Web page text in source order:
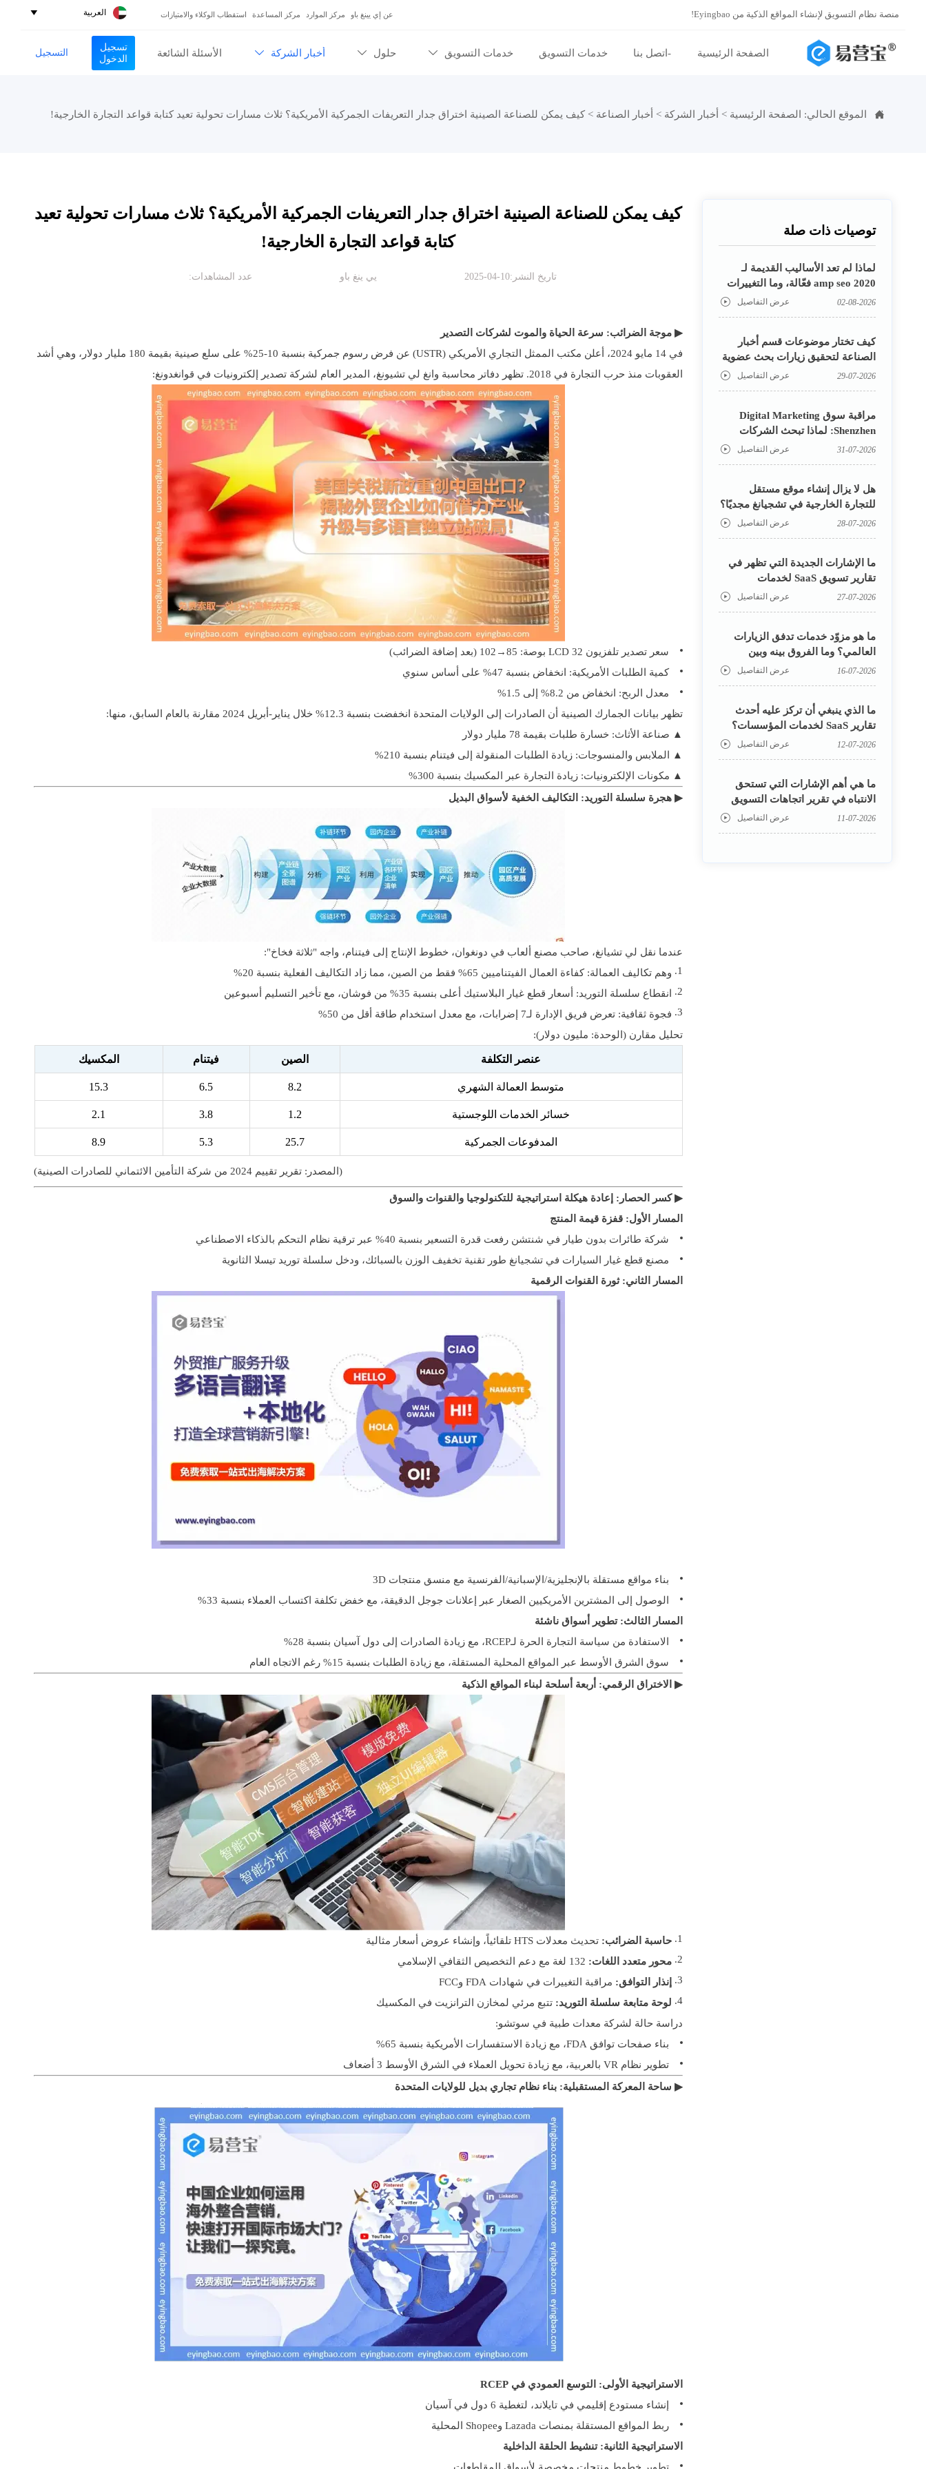
منصة نظام التسويق لإنشاء المواقع الذكية من Eyingbao! عن إي يينغ باو مركز الموارد مركز المساعدة استقطاب الوكلاء والامتيازات العربية 
الصفحة الرئيسية -اتصل بنا خدمات التسويق خدمات التسويق  حلول  أخبار الشركة  الأسئلة الشائعة
تسجيل
الدخول
التسجيل
 الموقع الحالي: الصفحة الرئيسية > أخبار الشركة > أخبار الصناعة > كيف يمكن للصناعة الصينية اختراق جدار التعريفات الجمركية الأمريكية؟ ثلاث مسارات تحولية تعيد كتابة قواعد التجارة الخارجية!
توصيات ذات صلة
لماذا لم تعد الأساليب القديمة لـ
amp seo 2020 فعّالة، وما التغييرات
التي طرأت على محاور التحسين
02-08-2026 عرض التفاصيل 
كيف تختار موضوعات قسم أخبار
الصناعة لتحقيق زيارات بحث عضوية
بسهولة أكبر
29-07-2026 عرض التفاصيل 
مراقبة سوق Digital Marketing
Shenzhen: لماذا تبحث الشركات
الساعية إلى التوسع العالمي عن
31-07-2026 عرض التفاصيل 
هل لا يزال إنشاء موقع مستقل
للتجارة الخارجية في تشجيانغ مجديًا؟
نظرة على تغيرات الزيارات واكتساب
28-07-2026 عرض التفاصيل 
ما الإشارات الجديدة التي تظهر في
تقارير تسويق SaaS لخدمات
المؤسسات؟
27-07-2026 عرض التفاصيل 
ما هو مزوّد خدمات تدفق الزيارات
العالمي؟ وما الفروق بينه وبين
الوكالة الإعلانية الواحدة؟
16-07-2026 عرض التفاصيل 
ما الذي ينبغي أن تركز عليه أحدث
تقارير SaaS لخدمات المؤسسات؟
من معدل التجديد وتكلفة التسليم إلى
12-07-2026 عرض التفاصيل 
ما هي أهم الإشارات التي تستحق
الانتباه في تقرير اتجاهات التسويق
عبر الحدود؟ ست إشارات ينبغي
11-07-2026 عرض التفاصيل 
كيف يمكن للصناعة الصينية اختراق جدار التعريفات الجمركية الأمريكية؟ ثلاث مسارات تحولية تعيد
كتابة قواعد التجارة الخارجية!
تاريخ النشر:10-04-2025 يي ينغ باو عدد المشاهدات:
▶ موجة الضرائب: سرعة الحياة والموت لشركات التصدير
في 14 مايو 2024، أعلن مكتب الممثل التجاري الأمريكي (USTR) عن فرض رسوم جمركية بنسبة 10-25% على سلع صينية بقيمة 180 مليار دولار، وهي أشد
العقوبات منذ حرب التجارة في 2018. تظهر دفاتر محاسبة وانغ لي تشيونغ، المدير العام لشركة تصدير إلكترونيات في قوانغدونغ:
سعر تصدير تلفزيون LCD 32 بوصة:
85→102 (بعد إضافة الضرائب)
كمية الطلبات الأمريكية: انخفاض بنسبة 47% على أساس سنوي
معدل الربح: انخفاض من 8.2% إلى 1.5%
تظهر بيانات الجمارك الصينية أن الصادرات إلى الولايات المتحدة انخفضت بنسبة 12.3% خلال يناير-أبريل 2024 مقارنة بالعام السابق، منها:
▲ صناعة الأثاث: خسارة طلبات بقيمة 78 مليار دولار
▲ الملابس والمنسوجات: زيادة الطلبات المنقولة إلى فيتنام بنسبة 210%
▲ مكونات الإلكترونيات: زيادة التجارة عبر المكسيك بنسبة 300%
▶ هجرة سلسلة التوريد: التكاليف الخفية لأسواق البديل
عندما نقل لي تشيانغ، صاحب مصنع ألعاب في دونغوان، خطوط الإنتاج إلى فيتنام، واجه "ثلاثة فخاخ":
وهم تكاليف العمالة: كفاءة العمال الفيتناميين 65% فقط من الصين، مما زاد التكاليف الفعلية بنسبة 20%
انقطاع سلسلة التوريد: أسعار قطع غيار البلاستيك أعلى بنسبة 35% من فوشان، مع تأخير التسليم أسبوعين
فجوة ثقافية: تعرض فريق الإدارة لـ7 إضرابات، مع معدل استخدام طاقة أقل من 50%
تحليل مقارن (الوحدة: مليون دولار):
عنصر التكلفة الصين فيتنام المكسيك
متوسط العمالة الشهري 8.2
6.5
15.3
خسائر الخدمات اللوجستية 1.2
3.8
2.1
المدفوعات الجمركية 25.7
5.3
8.9
(المصدر: تقرير تقييم 2024 من شركة التأمين الائتماني للصادرات الصينية)
▶ كسر الحصار: إعادة هيكلة استراتيجية للتكنولوجيا والقنوات والسوق
المسار الأول: قفزة قيمة المنتج
شركة طائرات بدون طيار في شنتشن رفعت قدرة التسعير بنسبة 40% عبر ترقية نظام التحكم بالذكاء الاصطناعي
مصنع قطع غيار السيارات في تشجيانغ طور تقنية تخفيف الوزن بالسبائك، ودخل سلسلة توريد تيسلا الثانوية
المسار الثاني: ثورة القنوات الرقمية
بناء مواقع مستقلة بالإنجليزية/الإسبانية/الفرنسية مع منسق منتجات 3D
الوصول إلى المشترين الأمريكيين الصغار عبر إعلانات جوجل الدقيقة، مع خفض تكلفة اكتساب العملاء بنسبة 33%
المسار الثالث: تطوير أسواق ناشئة
الاستفادة من سياسة التجارة الحرة لـRCEP، مع زيادة الصادرات إلى دول آسيان بنسبة 28%
سوق الشرق الأوسط عبر المواقع المحلية المستقلة، مع زيادة الطلبات بنسبة 15% رغم الاتجاه العام
▶ الاختراق الرقمي: أربعة أسلحة لبناء المواقع الذكية
حاسبة الضرائب: تحديث معدلات HTS تلقائياً، وإنشاء عروض أسعار مثالية
محور متعدد اللغات:
إنذار التوافق: مراقبة التغييرات في شهادات FDA وFCC
لوحة متابعة سلسلة التوريد: تتبع مرئي لمخازن الترانزيت في المكسيك
دراسة حالة لشركة معدات طبية في سوتشو:
بناء صفحات توافق FDA، مع زيادة الاستفسارات الأمريكية بنسبة 65%
تطوير نظام VR بالعربية، مع زيادة تحويل العملاء في الشرق الأوسط 3 أضعاف
▶ ساحة المعركة المستقبلية: بناء نظام تجاري بديل للولايات المتحدة
الاستراتيجية الأولى: التوسع العمودي في RCEP
إنشاء مستودع إقليمي في تايلاند، لتغطية 6 دول في آسيان
ربط المواقع المستقلة بمنصات Lazada وShopee المحلية
الاستراتيجية الثانية: تنشيط الحلقة الداخلية
تطوير خطوط منتجات مخصصة لأسواق المقاطعات